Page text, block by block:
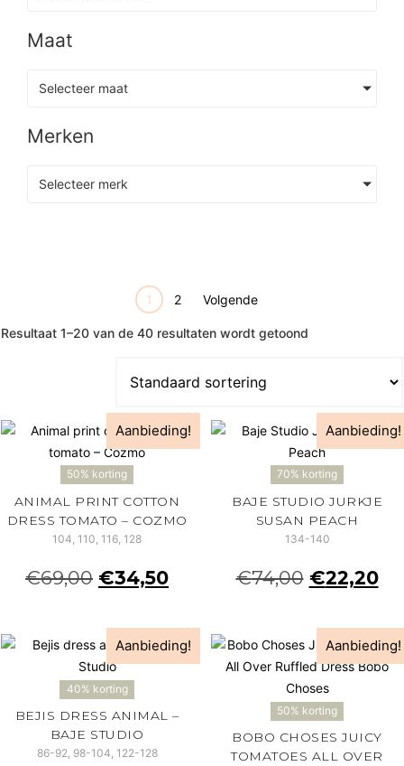
Maat
Selecteer maat
Merken
Selecteer merk
1 2 Volgende
Resultaat 1–20 van de 40 resultaten wordt getoond
Aanbieding!
50% korting
ANIMAL PRINT COTTON
DRESS TOMATO – COZMO
104, 110, 116, 128
€69,00 €34,50
Aanbieding!
70% korting
BAJE STUDIO JURKJE
SUSAN PEACH
134-140
€74,00 €22,20
Aanbieding!
40% korting
BEJIS DRESS ANIMAL –
BAJE STUDIO
86-92, 98-104, 122-128
Aanbieding!
50% korting
BOBO CHOSES JUICY
TOMATOES ALL OVER